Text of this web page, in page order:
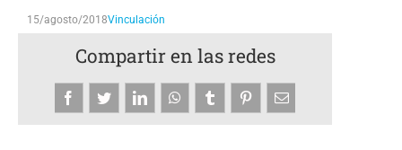
15/agosto/2018Vinculación
Compartir en las redes
FacebookTwitterLinkedInWhatsAppTumblrPinterestEmail